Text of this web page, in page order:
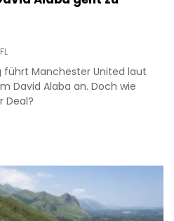
führt Manchester United laut
David Alaba an. Doch wie
Deal?